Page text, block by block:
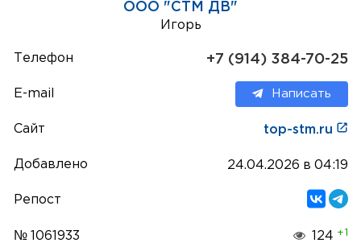
ООО "СТМ ДВ"
Игорь
Телефон +7 (914) 384-70-25
E-mail Написать
Сайт top-stm.ru
Добавлено 24.04.2026 в 04:19
Репост
№ 1061933 124 +1